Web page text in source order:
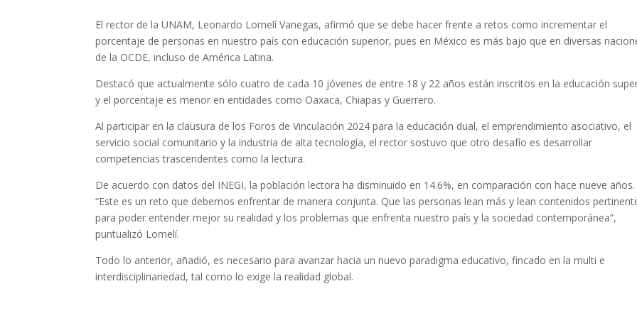
El rector de la UNAM, Leonardo Lomelí Vanegas, afirmó que se debe hacer frente a retos como incrementar el
porcentaje de personas en nuestro país con educación superior, pues en México es más bajo que en diversas
de la OCDE, incluso de América Latina.
Destacó que actualmente sólo cuatro de cada 10 jóvenes de entre 18 y 22 años están inscritos en la educación
y el porcentaje es menor en entidades como Oaxaca, Chiapas y Guerrero.
Al participar en la clausura de los Foros de Vinculación 2024 para la educación dual, el emprendimiento asociativo, el
servicio social comunitario y la industria de alta tecnología, el rector sostuvo que otro desafío es desarrollar
competencias trascendentes como la lectura.
De acuerdo con datos del INEGI, la población lectora ha disminuido en 14.6%, en comparación con hace nueve años.
“Este es un reto que debemos enfrentar de manera conjunta. Que las personas lean más y lean contenidos
para poder entender mejor su realidad y los problemas que enfrenta nuestro país y la sociedad contemporánea”,
puntualizó Lomelí.
Todo lo anterior, añadió, es necesario para avanzar hacia un nuevo paradigma educativo, fincado en la multi e
interdisciplinariedad, tal como lo exige la realidad global.